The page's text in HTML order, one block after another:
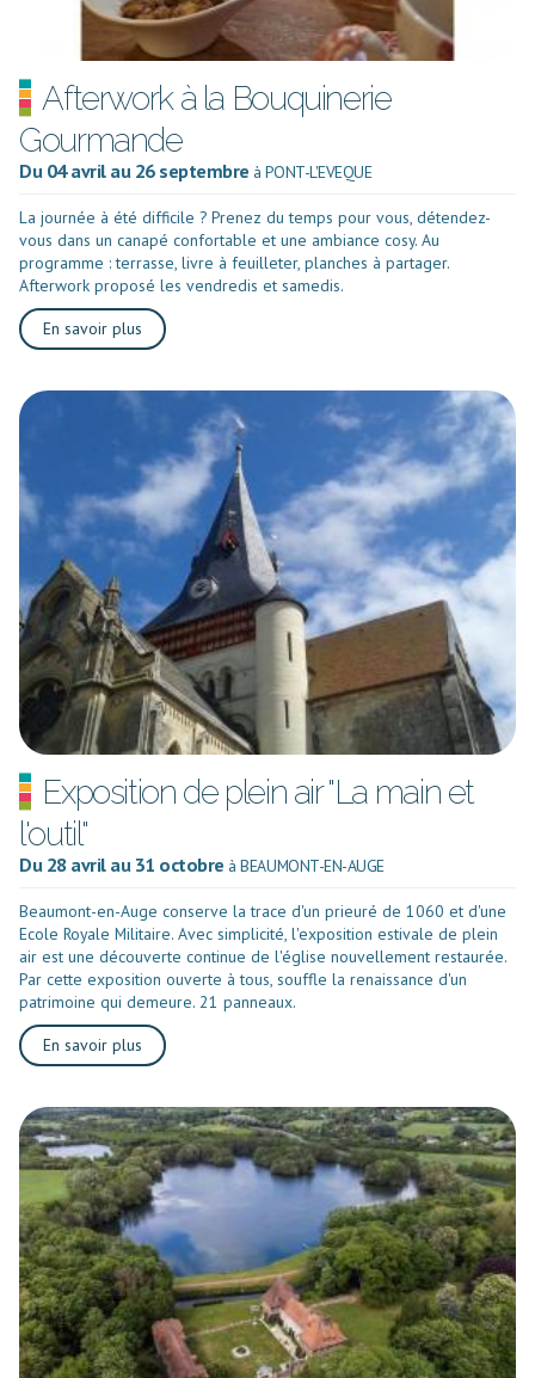
Afterwork à la Bouquinerie
Gourmande
Du 04 avril au 26 septembre à PONT-L'EVEQUE
La journée à été difficile ? Prenez du temps pour vous, détendez-
vous dans un canapé confortable et une ambiance cosy. Au
programme : terrasse, livre à feuilleter, planches à partager.
Afterwork proposé les vendredis et samedis.
En savoir plus
Exposition de plein air "La main et
l'outil"
Du 28 avril au 31 octobre à BEAUMONT-EN-AUGE
Beaumont-en-Auge conserve la trace d'un prieuré de 1060 et d'une
Ecole Royale Militaire. Avec simplicité, l'exposition estivale de plein
air est une découverte continue de l'église nouvellement restaurée.
Par cette exposition ouverte à tous, souffle la renaissance d'un
patrimoine qui demeure. 21 panneaux.
En savoir plus